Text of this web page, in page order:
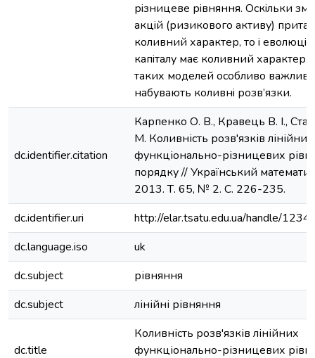
рiзницеве рiвняння. Оскiльки
акцiй (ризикового активу)
коливний характер, то i еволюцiя
капiталу має коливний характер.
таких моделей особливо
набувають коливнi розв’язки.
dc.identifier.citation
Карпенко О. В., Кравець В. І.,
М. Коливність розв'язків лінійних
функціонально-різницевих
порядку // Український
2013. Т. 65, № 2. С. 226-235.
dc.identifier.uri
http://elar.tsatu.edu.ua/handle/
dc.language.iso
uk
dc.subject
рівняння
dc.subject
лінійні рівняння
dc.title
Коливність розв'язків лінійних
функціонально-різницевих